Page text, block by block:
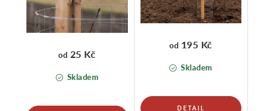
Skladem
od 25 Kč
Skladem
od 195 Kč